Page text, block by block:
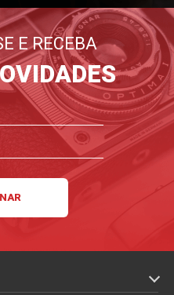
E RECEBA